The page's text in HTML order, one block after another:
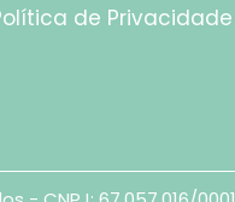
de Privacidade